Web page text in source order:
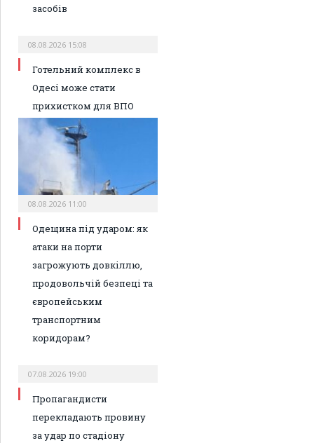
засобів
08.08.2026 15:08
Готельний комплекс в
Одесі може стати
прихистком для ВПО
08.08.2026 11:00
Одещина під ударом: як
атаки на порти
загрожують довкіллю,
продовольчій безпеці та
європейським
транспортним
коридорам?
07.08.2026 19:00
Пропагандисти
перекладають провину
за удар по стадіону